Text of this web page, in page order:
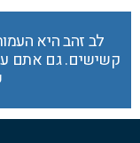
לב זהב היא
קשישים. גם אתם